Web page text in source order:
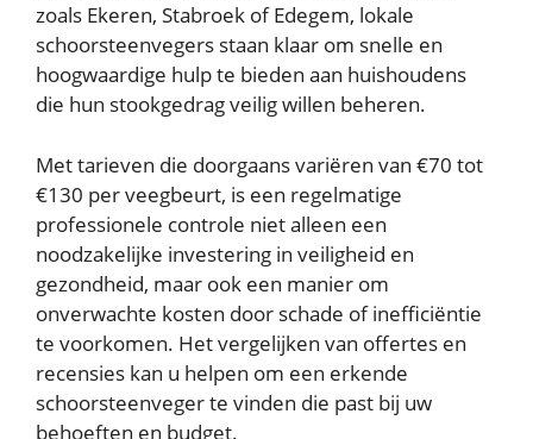
zoals Ekeren, Stabroek of Edegem, lokale
schoorsteenvegers staan klaar om snelle en
hoogwaardige hulp te bieden aan huishoudens
die hun stookgedrag veilig willen beheren.
Met tarieven die doorgaans variëren van €70 tot
€130 per veegbeurt, is een regelmatige
professionele controle niet alleen een
noodzakelijke investering in veiligheid en
gezondheid, maar ook een manier om
onverwachte kosten door schade of inefficiëntie
te voorkomen. Het vergelijken van offertes en
recensies kan u helpen om een erkende
schoorsteenveger te vinden die past bij uw
behoeften en budget.